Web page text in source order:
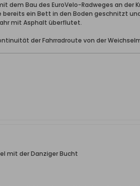
dem Bau des EuroVelo-Radweges an
bereits ein Bett in den Boden geschnitzt
mit Asphalt überflutet.
der Fahrradroute von der
mit der Danziger Bucht